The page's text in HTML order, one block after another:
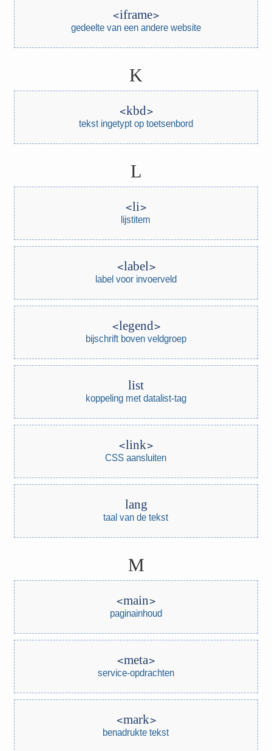
iframe
gedeelte van een andere website
K
kbd
tekst ingetypt op toetsenbord
L
li
lijstitem
label
label voor invoerveld
legend
bijschrift boven veldgroep
list
koppeling met datalist-tag
link
CSS aansluiten
lang
taal van de tekst
M
main
paginainhoud
meta
service-opdrachten
mark
benadrukte tekst